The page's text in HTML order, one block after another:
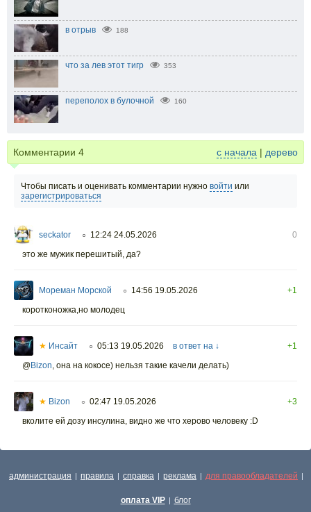
в отрыв 188
что за лев этот тигр 353
переполох в булочной 160
Комментарии 4 с начала | дерево
Чтобы писать и оценивать комментарии нужно войти или
зарегистрироваться
seckator ○ 12:24 24.05.2026
0
это же мужик перешитый, да?
Мореман Морской ○ 14:56 19.05.2026
+1
коротконожка,но молодец
★ Инсайт ○ 05:13 19.05.2026 в ответ на ↓
+1
@Bizon она на кокосе) нельзя такие качели делать)
★ Bizon ○ 02:47 19.05.2026
+3
вколите ей дозу инсулина, видно же что херово человеку :D
администрация | правила | справка | реклама | для правообладателей |
оплата VIP | блог